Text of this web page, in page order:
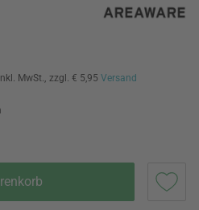
MwSt., zzgl. € 5,95 Versand